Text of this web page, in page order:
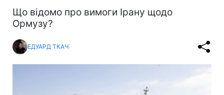
Що відомо про вимоги Ірану щодо
Ормузу?
ЕДУАРД ТКАЧ